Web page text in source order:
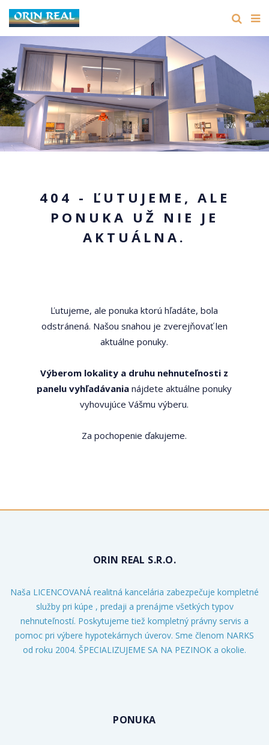
404 - ĽUTUJEME, ALE
PONUKA UŽ NIE JE
AKTUÁLNA.
Ľutujeme, ale ponuka ktorú hľadáte, bola
odstránená. Našou snahou je zverejňovať len
aktuálne ponuky.
Výberom lokality a druhu nehnuteľnosti z
panelu vyhľadávania nájdete aktuálne ponuky
vyhovujúce Vášmu výberu.
Za pochopenie ďakujeme.
ORIN REAL S.R.O.
Naša LICENCOVANÁ realitná kancelária zabezpečuje kompletné
služby pri kúpe , predaji a prenájme všetkých typov
nehnuteľností. Poskytujeme tiež kompletný právny servis a
pomoc pri výbere hypotekárnych úverov. Sme členom NARKS
od roku 2004. ŠPECIALIZUJEME SA NA PEZINOK a okolie.
PONUKA